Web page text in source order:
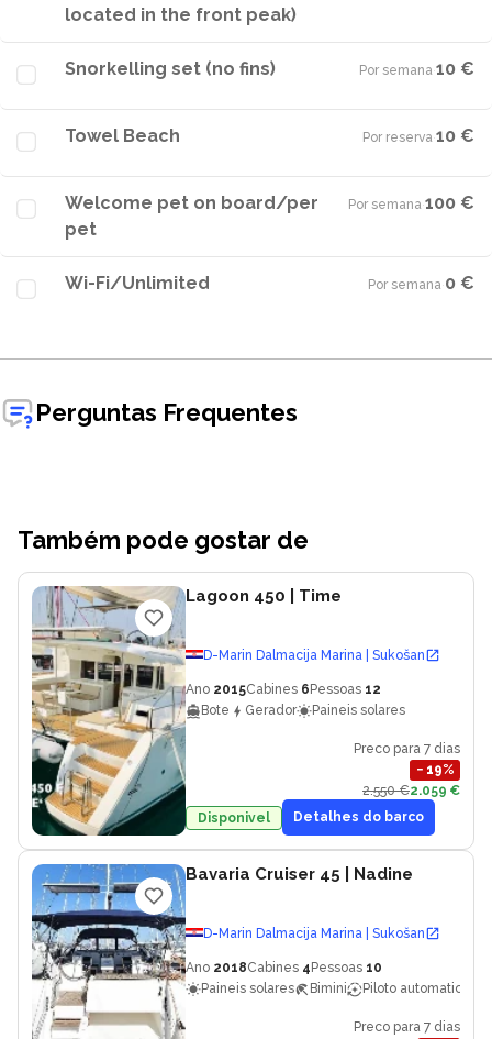
located in the front peak)
Snorkelling set (no fins) Por semana·10 €
Towel Beach Por reserva·10 €
Welcome pet on board/per
pet
Por semana·100 €
Wi-Fi/Unlimited Por semana·0 €
Perguntas Frequentes
Também pode gostar de
Lagoon 450 | Time
D-Marin Dalmacija Marina | Sukošan
Ano 2015Cabines 6 Pessoas 12
Bote
Gerador Paineis solares
Preco para 7 dias
− 19%
2.550 €2.059 €
Disponivel
Detalhes do barco
Bavaria Cruiser 45 | Nadine
D-Marin Dalmacija Marina | Sukošan
Ano 2018Cabines 4 Pessoas 10
Paineis solares
Bimini Piloto automatico
Preco para 7 dias